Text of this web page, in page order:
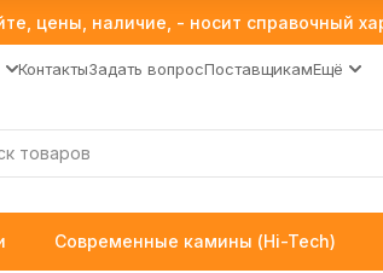
цены, наличие, - носит справочный
КонтактыЗадать вопросПоставщикамЕщё
Современные камины (Hi-Tech)